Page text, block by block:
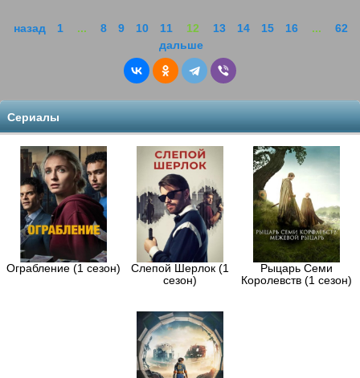
назад 1 ... 8 9 10 11 12 13 14 15 16 ...
62
дальше
Сериалы
Ограбление (1 сезон)
Слепой Шерлок (1
сезон)
Рыцарь Семи
Королевств (1 сезон)